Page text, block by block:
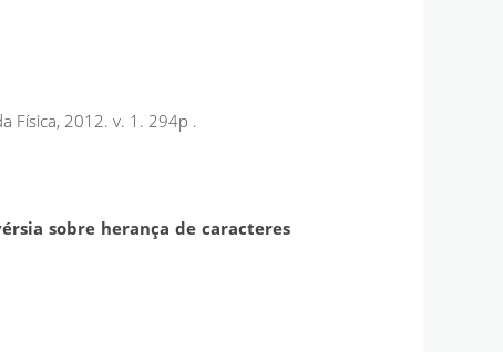
Física, 2012. v. 1. 294p .
sobre herança de caracteres